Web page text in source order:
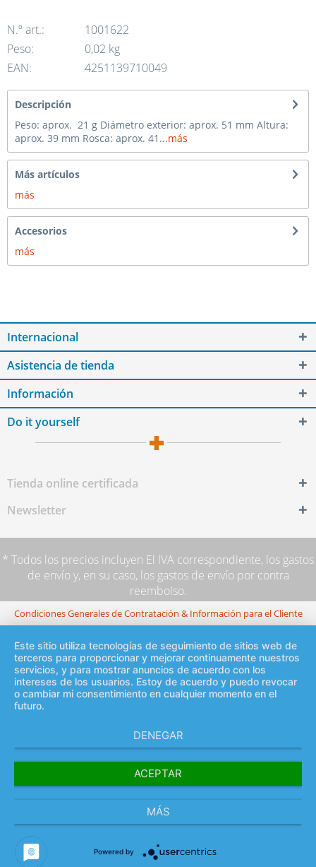
N.º art.:
1001622
Peso:
0,02 kg
EAN:
4251139710049
Descripción
Peso: aprox. 21 g Diámetro exterior: aprox. 51 mm Altura:
aprox. 39 mm Rosca: aprox. 41...más
Más artículos
más
Accesorios
más
Internacional
Asistencia de tienda
Información
Do it yourself
Tienda online certificada
Newsletter
* Todos los precios incluyen El IVA correspondiente, los gastos
de envíoy, en su caso, los gastos de envío por contra
reembolso.
Condiciones Generales de Contratación & Información para el Cliente
Este sitio utiliza tecnologías de seguimiento de sitios web de
terceros para proporcionar y mejorar continuamente nuestros
servicios, y para mostrar anuncios de acuerdo con los
intereses de los usuarios. Estoy de acuerdo y puedo revocar
o cambiar mi consentimiento en cualquier momento en el
futuro.
DENEGAR
ACEPTAR
MÁS
Powered by